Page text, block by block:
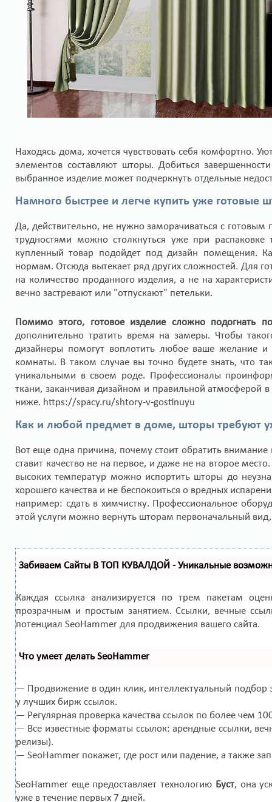
Находясь дома, хочется чувствовать себя комфортно.
элементов составляют шторы. Добиться
выбранное изделие может подчеркнуть отдельные
Намного быстрее и легче купить уже готовые
Да, действительно, не нужно заморачиваться с
трудностями можно столкнуться уже при
купленный товар подойдет под дизайн помещения.
нормам. Отсюда вытекает ряд других сложностей. Для
на количество проданного изделия, а не на
вечно застревают или "отпускают" петельки.
Помимо этого, готовое изделие сложно подогнать
дополнительно тратить время на замеры. Чтобы
дизайнеры помогут воплотить любое ваше желание и
комнаты. В таком случае вы точно будете знать, что
уникальными в своем роде. Профессионалы
ткани, заканчивая дизайном и правильной атмосферой
ниже. https://spacy.ru/shtory-v-gostinuyu
Как и любой предмет в доме, шторы требуют
Вот еще одна причина, почему стоит обратить
ставит качество не на первое, и даже не на второе
высоких температур можно испортить шторы до
хорошего качества и не беспокоиться о вредных
например: сдать в химчистку. Профессиональное
этой услуги можно вернуть шторам первоначальный
Забиваем Сайты В ТОП КУВАЛДОЙ - Уникальные
Каждая ссылка анализируется по трем пакетам
прозрачным и простым занятием. Ссылки, вечные
потенциал SeoHammer для продвижения вашего сайта.
Что умеет делать SeoHammer
— Продвижение в один клик, интеллектуальный подбор
у лучших бирж ссылок.
— Регулярная проверка качества ссылок по более чем
— Все известные форматы ссылок: арендные ссылки,
релизы).
— SeoHammer покажет, где рост или падение, а также
SeoHammer еще предоставляет технологию Буст, она
уже в течение первых 7 дней.